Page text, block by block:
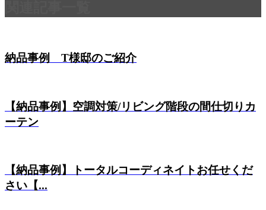
納品事例 T様邸のご紹介
【納品事例】空調対策/リビング階段の間仕切りカ
ーテン
【納品事例】トータルコーディネイトお任せくだ
さい【...